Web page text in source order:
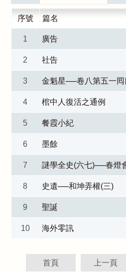
序號 篇名
1 廣告
2 社告
3 金魁星──卷八第五一囘
4 棺中人復活之通例
5 餐霞小紀
6 墨餘
7 謎學全史(六七)──春燈
8 史遺──和坤弄權(三)
9 聖誕
10 海外零訊
首頁 上一頁